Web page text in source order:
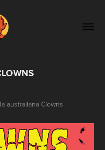
australiana Clowns